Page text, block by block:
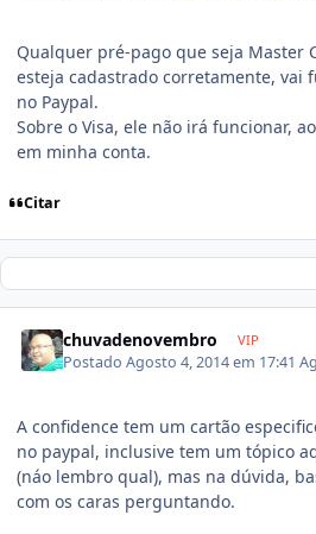
Qualquer pré-pago que seja Master
esteja cadastrado corretamente, vai
no Paypal.
Sobre o Visa, ele não irá funcionar,
em minha conta.
Citar
chuvadenovembro VIP
PostadoAgosto 4, 2014 em 17:41
A confidence tem um cartão
no paypal, inclusive tem um tópico
(náo lembro qual), mas na dúvida,
com os caras perguntando.